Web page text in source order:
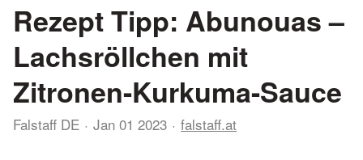
Rezept Tipp: Abunouas –
Lachsröllchen mit
Zitronen-Kurkuma-Sauce
Falstaff DE Jan 01 2023 falstaff.at